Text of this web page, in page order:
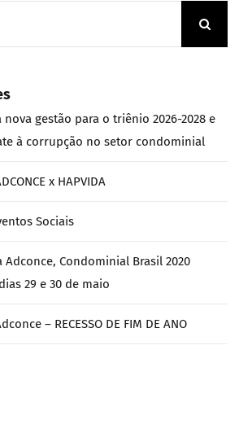
gestão para o triênio 2026-2028 e
à corrupção no setor condominial
x HAPVIDA
Sociais
Adconce, Condominial Brasil 2020
29 e 30 de maio
– RECESSO DE FIM DE ANO